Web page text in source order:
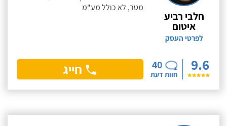
חלבי רביע
איטום
לפרטי העסק
9.6
40
חוות דעת
מטר, לא כולל מע"מ
חייג